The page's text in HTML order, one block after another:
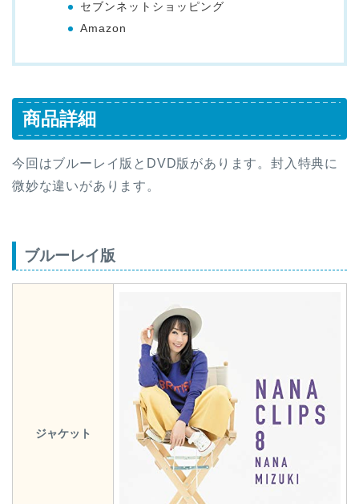
セブンネットショッピング
Amazon
商品詳細
今回はブルーレイ版とDVD版があります。封入特典に
微妙な違いがあります。
ブルーレイ版
ジャケット